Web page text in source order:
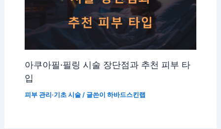
아쿠아필·필링 시술 장단점과 추천 피부 타
입
피부 관리·기초 시술/ 글쓴이 하바드스킨랩